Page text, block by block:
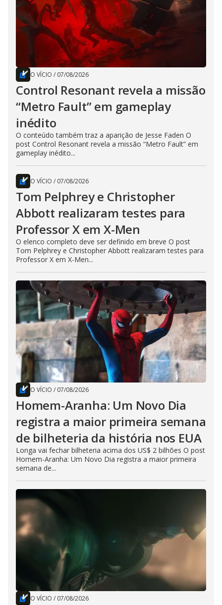
O VÍCIO / 07/08/2026
Control Resonant revela a missão
“Metro Fault” em gameplay
inédito
O conteúdo também traz a aparição de Jesse Faden O
post Control Resonant revela a missão “Metro Fault” em
gameplay inédito...
O VÍCIO / 07/08/2026
Tom Pelphrey e Christopher
Abbott realizaram testes para
Professor X em X-Men
O elenco completo deve ser definido em breve O post
Tom Pelphrey e Christopher Abbott realizaram testes para
Professor X em X-Men...
O VÍCIO / 07/08/2026
Homem-Aranha: Um Novo Dia
registra a maior primeira semana
de bilheteria da história nos EUA
Longa vai fechar bilheteria acima dos US$ 2 bilhões O post
Homem-Aranha: Um Novo Dia registra a maior primeira
semana de...
O VÍCIO / 07/08/2026